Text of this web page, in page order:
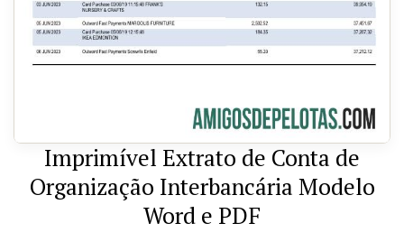
Imprimível Extrato de Conta de
Organização Interbancária Modelo
Word e PDF